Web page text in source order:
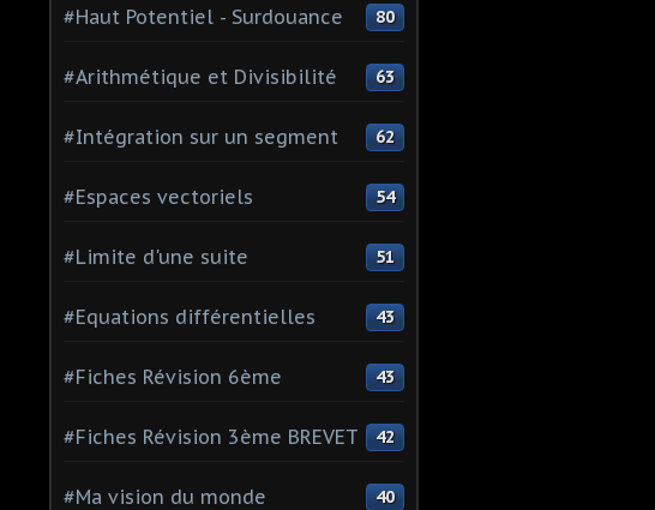
#Haut Potentiel - Surdouance 80
#Arithmétique et Divisibilité 63
#Intégration sur un segment 62
#Espaces vectoriels 54
#Limite d'une suite 51
#Equations différentielles 43
#Fiches Révision 6ème 43
#Fiches Révision 3ème BREVET 42
#Ma vision du monde 40